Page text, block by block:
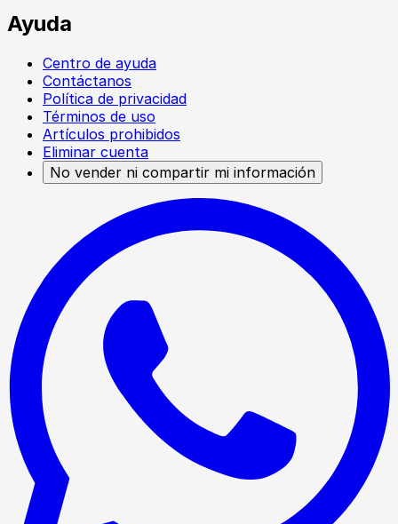
Ayuda
Centro de ayuda
Contáctanos
Política de privacidad
Términos de uso
Artículos prohibidos
Eliminar cuenta
No vender ni compartir mi información